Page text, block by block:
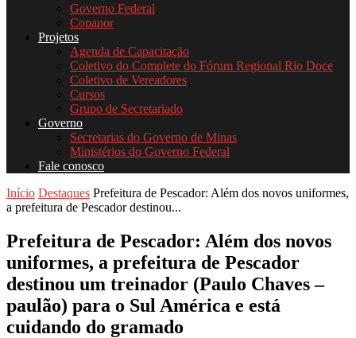
Governo Federal
Copanor
Projetos
Agenda de Capacitação
Coletivo do Complete do Fórum Regional Rio Doce
Coletivo de Vereadores
Cursos
Grupo de Secretariado
Governo
Secretarias do Governo de Minas
Ministérios do Governo Federal
Fale conosco
Início Destaques Prefeitura de Pescador: Além dos novos uniformes,
a prefeitura de Pescador destinou...
Prefeitura de Pescador: Além dos novos
uniformes, a prefeitura de Pescador
destinou um treinador (Paulo Chaves –
paulão) para o Sul América e está
cuidando do gramado